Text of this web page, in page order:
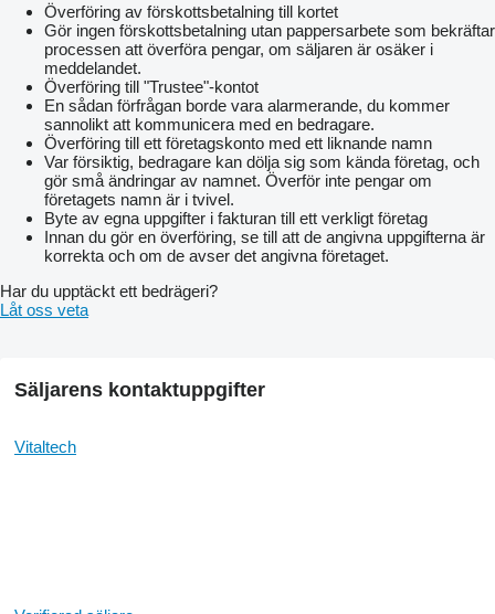
Överföring av förskottsbetalning till kortet
Gör ingen förskottsbetalning utan pappersarbete som bekräftar
processen att överföra pengar, om säljaren är osäker i
meddelandet.
Överföring till "Trustee"-kontot
En sådan förfrågan borde vara alarmerande, du kommer
sannolikt att kommunicera med en bedragare.
Överföring till ett företagskonto med ett liknande namn
Var försiktig, bedragare kan dölja sig som kända företag, och
gör små ändringar av namnet. Överför inte pengar om
företagets namn är i tvivel.
Byte av egna uppgifter i fakturan till ett verkligt företag
Innan du gör en överföring, se till att de angivna uppgifterna är
korrekta och om de avser det angivna företaget.
Har du upptäckt ett bedrägeri?
Låt oss veta
Säljarens kontaktuppgifter
Vitaltech